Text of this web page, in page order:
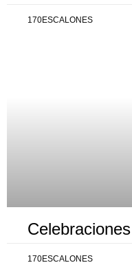
170ESCALONES
170ESCALONES